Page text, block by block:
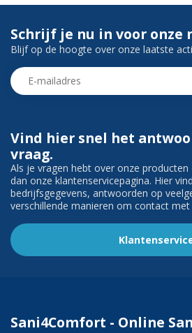
Vind hier snel het
vraag.
Als je vragen hebt over onze
dan onze klantenservicepagina. Hier
bedrijfsgegevens, antwoorden op
verschillende manieren om contact
Schrijf je nu in voor onze
Blijf op de hoogte over onze laatste
Sani4Comfort - Online